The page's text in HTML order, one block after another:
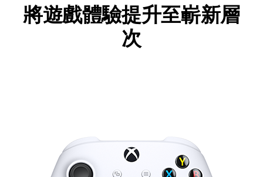
將遊戲體驗提升至嶄新層
次